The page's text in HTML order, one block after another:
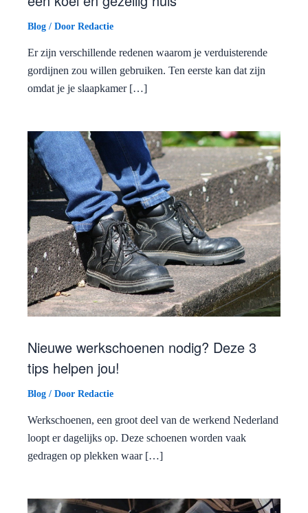
Blog / Door Redactie
Er zijn verschillende redenen waarom je verduisterende
gordijnen zou willen gebruiken. Ten eerste kan dat zijn
omdat je je slaapkamer […]
Nieuwe werkschoenen nodig? Deze 3
tips helpen jou!
Blog / Door Redactie
Werkschoenen, een groot deel van de werkend Nederland
loopt er dagelijks op. Deze schoenen worden vaak
gedragen op plekken waar […]